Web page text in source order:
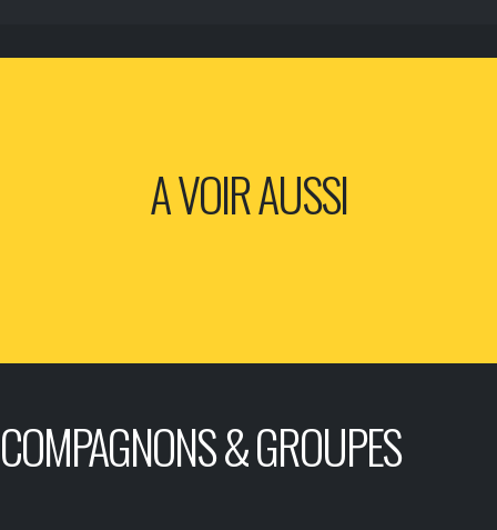
A VOIR AUSSI
COMPAGNONS & GROUPES